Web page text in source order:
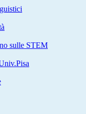
sulle STEM